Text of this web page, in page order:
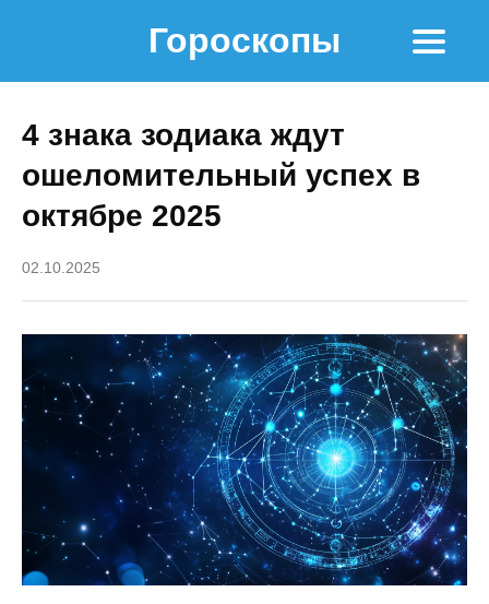
Гороскопы
4 знака зодиака ждут
ошеломительный успех в
октябре 2025
02.10.2025